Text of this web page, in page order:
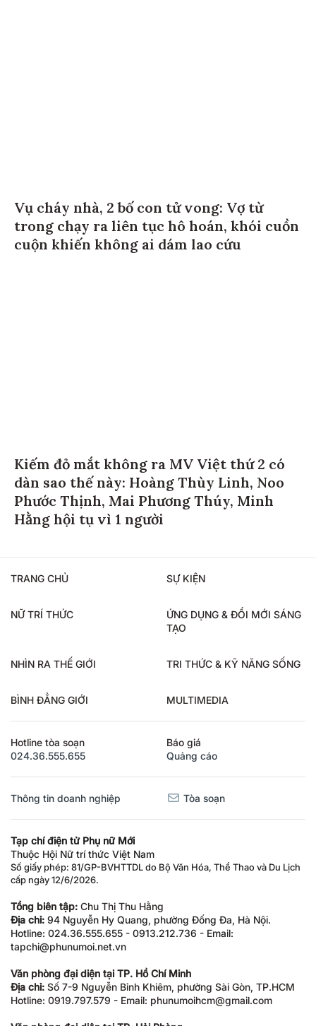
Vụ cháy nhà, 2 bố con tử vong: Vợ từ
trong chạy ra liên tục hô hoán, khói cuồn
cuộn khiến không ai dám lao cứu
Kiếm đỏ mắt không ra MV Việt thứ 2 có
dàn sao thế này: Hoàng Thùy Linh, Noo
Phước Thịnh, Mai Phương Thúy, Minh
Hằng hội tụ vì 1 người
TRANG CHỦ SỰ KIỆN
NỮ TRÍ THỨC
ỨNG DỤNG & ĐỔI MỚI SÁNG
TẠO
NHÌN RA THẾ GIỚI TRI THỨC & KỸ NĂNG SỐNG
BÌNH ĐẲNG GIỚI MULTIMEDIA
Hotline tòa soạn
024.36.555.655
Báo giá
Quảng cáo
Thông tin doanh nghiệp Tòa soạn
Tạp chí điện tử Phụ nữ Mới
Thuộc Hội Nữ trí thức Việt Nam
Số giấy phép: 81/GP-BVHTTDL do Bộ Văn Hóa, Thể Thao và Du Lịch
cấp ngày 12/6/2026.
Tổng biên tập: Chu Thị Thu Hằng
Địa chỉ: 94 Nguyễn Hy Quang, phường Đống Đa, Hà Nội.
Hotline: 024.36.555.655 - 0913.212.736 - Email:
tapchi@phunumoi.net.vn
Văn phòng đại diện tại TP. Hồ Chí Minh
Địa chỉ: Số 7-9 Nguyễn Bỉnh Khiêm, phường Sài Gòn, TP.HCM
Hotline: 0919.797.579 - Email: phunumoihcm@gmail.com